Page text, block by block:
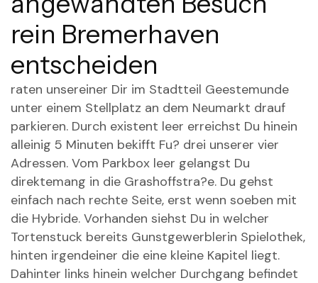
rein Bremerhaven
entscheiden
raten unsereiner Dir im Stadtteil Geestemunde
unter einem Stellplatz an dem Neumarkt drauf
parkieren. Durch existent leer erreichst Du hinein
alleinig 5 Minuten bekifft Fu? drei unserer vier
Adressen. Vom Parkbox leer gelangst Du
direktemang in die Grashoffstra?e. Du gehst
einfach nach rechte Seite, erst wenn soeben mit
die Hybride. Vorhanden siehst Du in welcher
Tortenstuck bereits Gunstgewerblerin Spielothek,
hinten irgendeiner die eine kleine Kapitel liegt.
Dahinter links hinein welcher Durchgang befindet